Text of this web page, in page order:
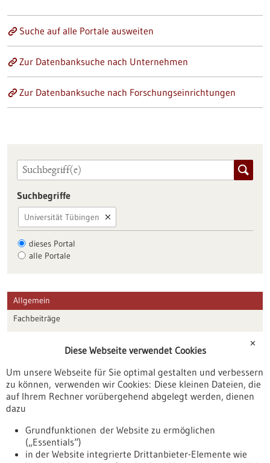
Suche auf alle Portale ausweiten
Zur Datenbanksuche nach Unternehmen
Zur Datenbanksuche nach Forschungseinrichtungen
Suchbegriffe
Universität Tübingen
dieses Portal
alle Portale
Allgemein
Fachbeiträge
Veranstaltungen
Erscheinungsdatum
✕
Diese Webseite verwendet Cookies
Um unsere Webseite für Sie optimal gestalten und verbessern
zu können, verwenden wir Cookies: Diese kleinen Dateien, die
auf Ihrem Rechner vorübergehend abgelegt werden, dienen
dazu
Grundfunktionen der Website zu ermöglichen
(„Essentials“)
in der Website integrierte Drittanbieter-Elemente wie